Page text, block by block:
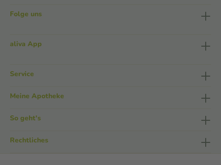
Folge uns
aliva App
Service
Meine Apotheke
So geht's
Rechtliches